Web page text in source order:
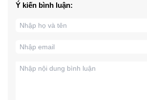
Ý kiến bình luận: